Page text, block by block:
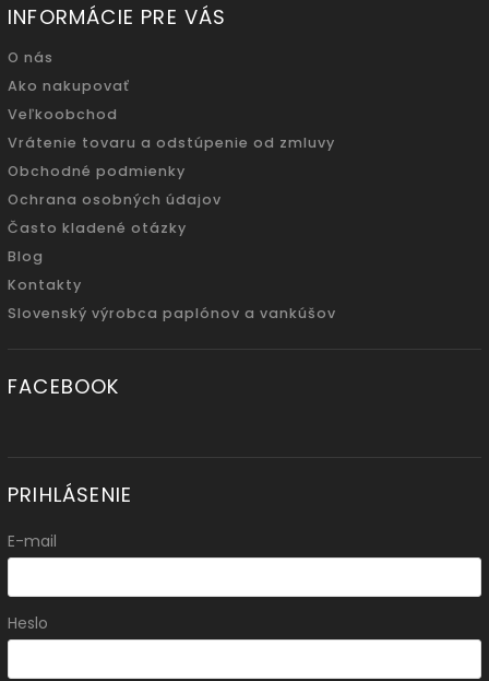
INFORMÁCIE PRE VÁS
O nás
Ako nakupovať
Veľkoobchod
Vrátenie tovaru a odstúpenie od zmluvy
Obchodné podmienky
Ochrana osobných údajov
Často kladené otázky
Blog
Kontakty
Slovenský výrobca paplónov a vankúšov
FACEBOOK
PRIHLÁSENIE
E-mail
Heslo